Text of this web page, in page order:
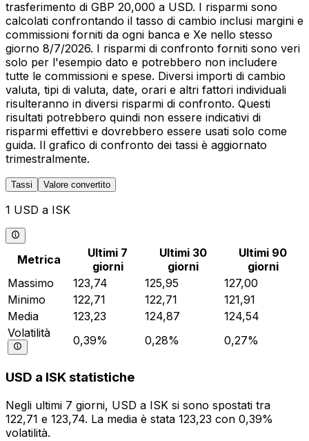
trasferimento di GBP 20,000 a USD. I risparmi sono
calcolati confrontando il tasso di cambio inclusi margini e
commissioni forniti da ogni banca e Xe nello stesso
giorno 8/7/2026. I risparmi di confronto forniti sono veri
solo per l'esempio dato e potrebbero non includere
tutte le commissioni e spese. Diversi importi di cambio
valuta, tipi di valuta, date, orari e altri fattori individuali
risulteranno in diversi risparmi di confronto. Questi
risultati potrebbero quindi non essere indicativi di
risparmi effettivi e dovrebbero essere usati solo come
guida. Il grafico di confronto dei tassi è aggiornato
trimestralmente.
Tassi Valore convertito
1 USD a ISK
Metrica
Ultimi 7
giorni
Ultimi 30
giorni
Ultimi 90
giorni
Massimo
123,74 125,95
127,00
Minimo
122,71 122,71
121,91
Media
123,23 124,87
124,54
Volatilità
0,39% 0,28% 0,27%
USD a ISK statistiche
Negli ultimi 7 giorni, USD a ISK si sono spostati tra
122,71 e 123,74. La media è stata 123,23 con 0,39%
volatilità.